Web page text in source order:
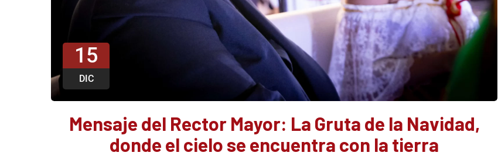
15
DIC
Mensaje del Rector Mayor: La Gruta de la Navidad,
donde el cielo se encuentra con la tierra